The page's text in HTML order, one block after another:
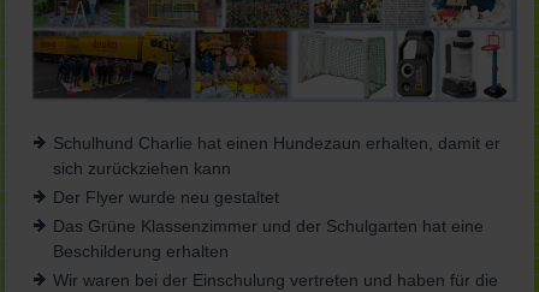
Schulhund Charlie hat einen Hundezaun erhalten, damit er
sich zurückziehen kann
Der Flyer wurde neu gestaltet
Das Grüne Klassenzimmer und der Schulgarten hat eine
Beschilderung erhalten
Wir waren bei der Einschulung vertreten und haben für die